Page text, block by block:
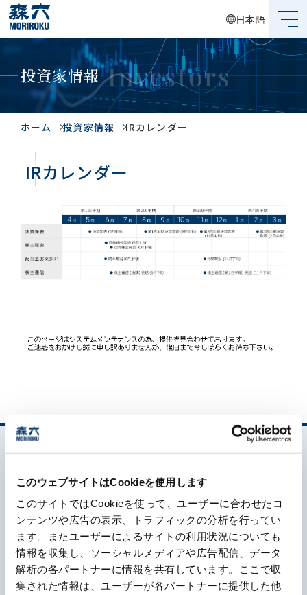
このウェブサイトはCookieを使用します
このサイトではCookieを使って、ユーザーに合わせたコ
ンテンツや広告の表示、トラフィックの分析を行ってい
ます。またユーザーによるサイトの利用状況についても
情報を収集し、ソーシャルメディアや広告配信、データ
解析の各パートナーに情報を共有しています。ここで収
集された情報は、ユーザーが各パートナーに提供した他
日本語
企業情報
事業内容
サステナビリティ
採用情報
お問い合わせ一覧
#森六って何？
#グローバルネットワーク
#ダイバーシティ＆インクルージョン
#統合報告書
投資家情報
ホーム 投資家情報 IRカレンダー
IRカレンダー
森六って何？
企業情報